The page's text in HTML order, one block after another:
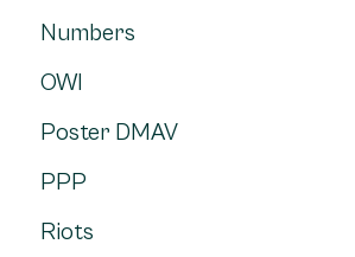
Numbers
OWI
Poster DMAV
PPP
Riots